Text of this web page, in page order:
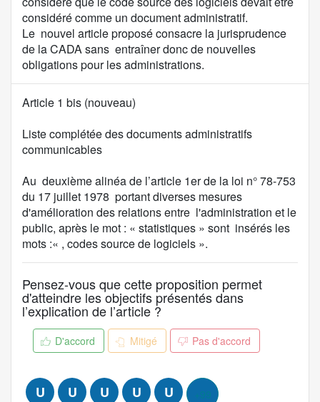
considéré comme un document administratif.
Le nouvel article proposé consacre la jurisprudence
de la CADA sans entraîner donc de nouvelles
obligations pour les administrations.
C
n
t
n
u
d
e
l
a
r
o
p
Article 1 bis (nouveau)
Liste complétée des documents administratifs
communicables
Au deuxième alinéa de l’article 1er de la loi n° 78-753
du 17 juillet 1978 portant diverses mesures
d'amélioration des relations entre l'administration et le
public, après le mot : « statistiques » sont insérés les
mots :« , codes source de logiciels ».
Pensez-vous que cette proposition permet
d'atteindre les objectifs présentés dans
l’explication de l’article ?
D'accord Mitigé Pas d'accord
U U U U U